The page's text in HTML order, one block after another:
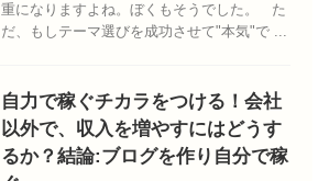
重になりますよね。ぼくもそうでした。 た
だ、もしテーマ選びを成功させて"本気"で ...
自力で稼ぐチカラをつける！会社
以外で、収入を増やすにはどうす
るか？結論:ブログを作り自分で稼